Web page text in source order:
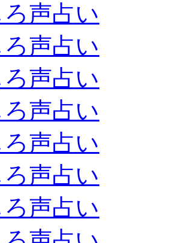
声占い
声占い
声占い
声占い
声占い
声占い
声占い